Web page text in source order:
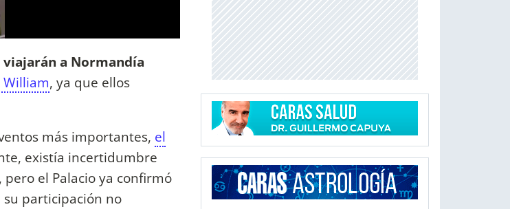
a Normandía
, ya que ellos
más importantes, el
existía incertidumbre
el Palacio ya confirmó
su participación no